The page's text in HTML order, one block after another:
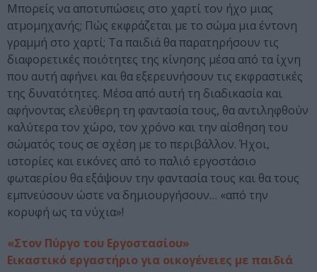
Μπορείς να αποτυπώσεις στο χαρτί τον ήχο μιας
ατμομηχανής; Πώς εκφράζεται με το σώμα μια έντονη
γραμμή στο χαρτί; Τα παιδιά θα παρατηρήσουν τις
διαφορετικές ποιότητες της κίνησης μέσα από τα ίχνη
που αυτή αφήνει και θα εξερευνήσουν τις εκφραστικές
της δυνατότητες. Μέσα από αυτή τη διαδικασία και
αφήνοντας ελεύθερη τη φαντασία τους, θα αντιληφθούν
καλύτερα τον χώρο, τον χρόνο και την αίσθηση του
σώματός τους σε σχέση με το περιβάλλον. Ήχοι,
ιστορίες και εικόνες από το παλιό εργοστάσιο
φωταερίου θα εξάψουν την φαντασία τους και θα τους
εμπνεύσουν ώστε να δημιουργήσουν… «από την
κορυφή ως τα νύχια»!
«Στον Πύργο του Εργοστασίου»
Εικαστικό εργαστήριο για οικογένειες με παιδιά